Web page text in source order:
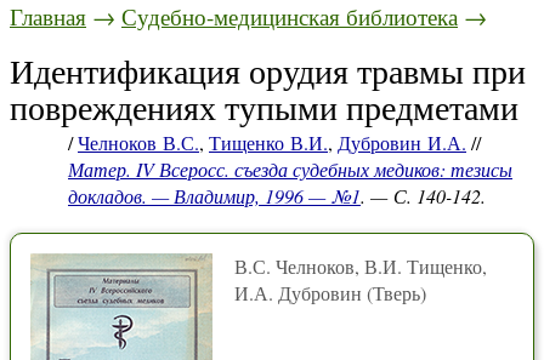
Главная → Судебно-медицинская библиотека →
Идентификация орудия травмы при
повреждениях тупыми предметами
/Челноков В.С., Тищенко В.И., Дубровин И.А. //
Матер. IV Всеросс. съезда судебных медиков: тезисы
докладов. — Владимир, 1996 — №1. — С. 140-142.
В.С. Челноков, В.И. Тищенко,
И.А. Дубровин (Тверь)